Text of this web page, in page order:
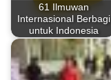
61 Ilmuwan
Internasional Berbagi
untuk Indonesia